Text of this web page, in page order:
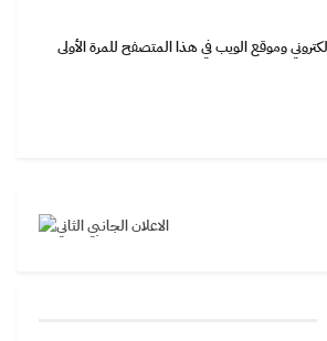
وموقع الويب في هذا المتصفح للمرة الأولى